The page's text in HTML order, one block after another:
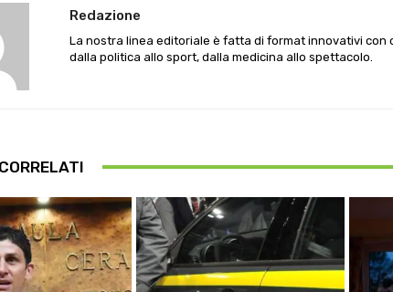
Redazione
La nostra linea editoriale è fatta di format innovativi con
dalla politica allo sport, dalla medicina allo spettacolo.